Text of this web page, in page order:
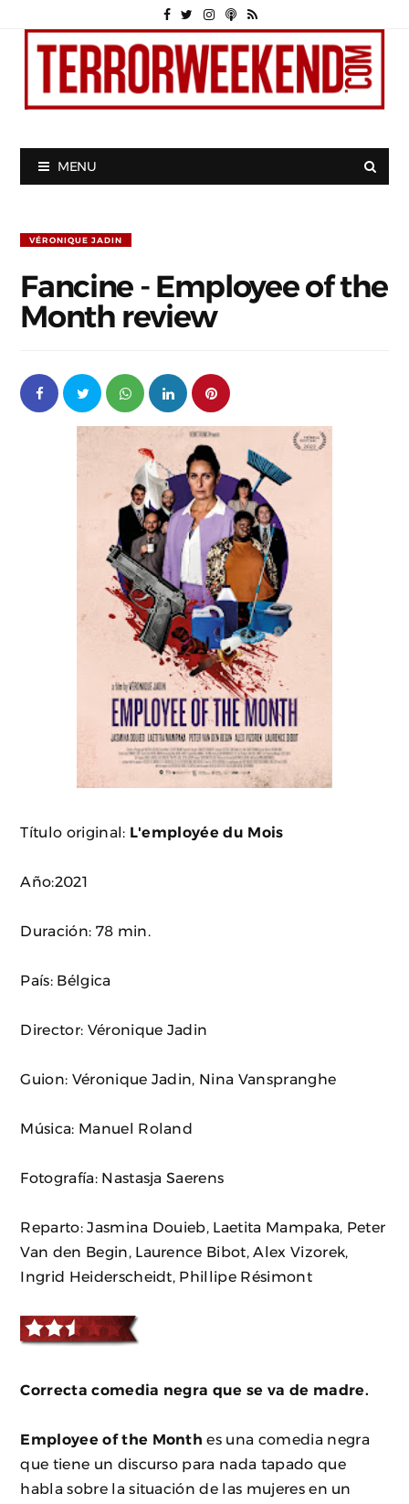
MENU
VÉRONIQUE JADIN
Fancine - Employee of the
Month review
Título original: L'employée du Mois
Año:2021
Duración: 78 min.
País: Bélgica
Director: Véronique Jadin
Guion: Véronique Jadin, Nina Vanspranghe
Música: Manuel Roland
Fotografía: Nastasja Saerens
Reparto: Jasmina Douieb, Laetita Mampaka, Peter
Van den Begin, Laurence Bibot, Alex Vizorek,
Ingrid Heiderscheidt, Phillipe Résimont
Correcta comedia negra que se va de madre.
Employee of the Month es una comedia negra
que tiene un discurso para nada tapado que
habla sobre la situación de las mujeres en un